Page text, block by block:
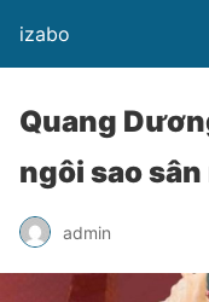
izabo
Quang
ngôi sao sân
admin